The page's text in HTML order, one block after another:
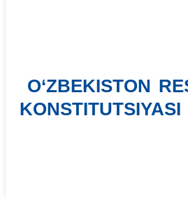
O‘ZBEKISTON
KONSTITUTSIYASI